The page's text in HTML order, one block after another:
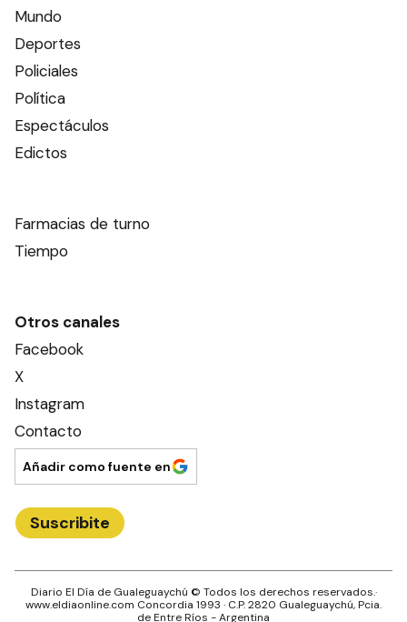
Mundo
Deportes
Policiales
Política
Espectáculos
Edictos
Farmacias de turno
Tiempo
Otros canales
Facebook
X
Instagram
Contacto
Añadir como fuente en
Suscribite
Diario El Día de Gualeguaychú © Todos los derechos reservados.·
www.eldiaonline.com Concordia 1993 · C.P.2820 Gualeguaychú, Pcia.
deEntre Ríos - Argentina